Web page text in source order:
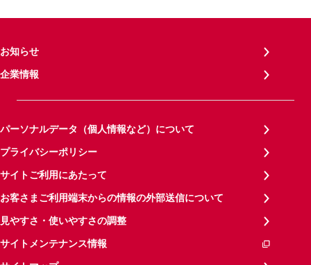
お知らせ
企業情報
パーソナルデータ（個人情報など）について
プライバシーポリシー
サイトご利用にあたって
お客さまご利用端末からの情報の外部送信について
見やすさ・使いやすさの調整
サイトメンテナンス情報